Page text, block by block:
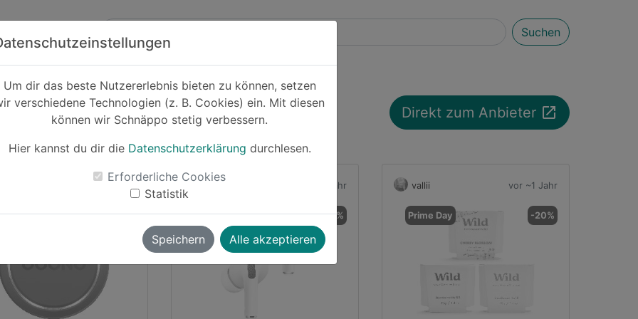
Um dir das beste Nutzererlebnis bieten zu können, setzen
verschiedene Technologien (z. B. Cookies) ein. Mit diesen
können wir Schnäppo stetig verbessern.
Hier kannst du dir die Datenschutzerklärung durchlesen.
Erforderliche Cookies
Statistik
Speichern Alle akzeptieren
Suchen
Direkt zum Anbieter launch
Day -8%
vor ~1 Jahr
Prime Day -5%
vallii vor ~1 Jahr
Prime Day -20%